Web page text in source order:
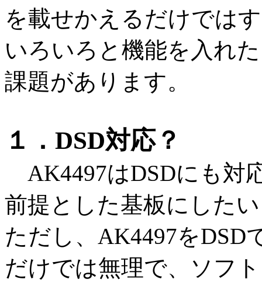
を載せかえるだけでは
いろいろと機能を入れ
課題があります。
１．DSD対応？
AK4497はDSDにも対
前提とした基板にした
ただし、AK4497をDSD
だけでは無理で、ソフ